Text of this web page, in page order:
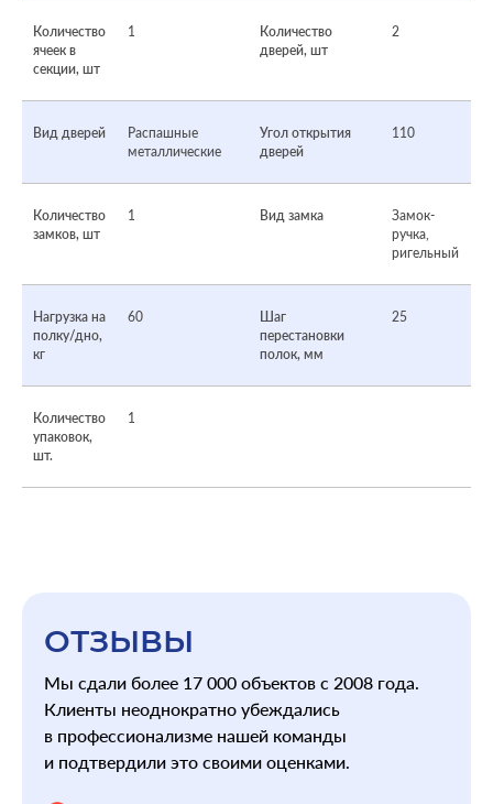
Количество
ячеек в
секции, шт
1
Количество
дверей, шт
2
Вид дверей
Распашные
металлические
Угол открытия
дверей
110
Количество
замков, шт
1 Вид замка
Замок-
ручка,
ригельный
Нагрузка на
полку/дно,
кг
60
Шаг
перестановки
полок, мм
25
Количество
упаковок,
шт.
1
ОТЗЫВЫ
Мы сдали более 17 000 объектов с 2008 года.
Клиенты неоднократно убеждались
в профессионализме нашей команды
и подтвердили это своими оценками.